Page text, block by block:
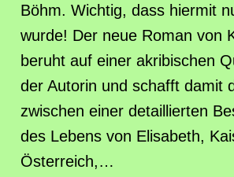
Böhm. Wichtig, dass hiermit
wurde! Der neue Roman von
beruht auf einer akribischen
der Autorin und schafft damit
zwischen einer detaillierten
des Lebens von Elisabeth,
Österreich,…